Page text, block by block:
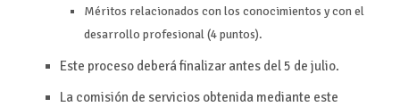
Méritos relacionados con losconocimientos y con el
desarrollo profesional (4 puntos).
Este proceso deberá finalizar antes del5 de julio.
La comisión de servicios obtenida mediante este